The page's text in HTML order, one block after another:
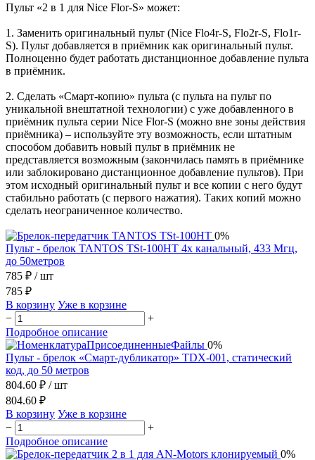
Пульт «2 в 1 для Nice Flor-S» может:
1. Заменить оригинальный пульт (Nice Flo4r-S, Flo2r-S, Flo1r-
S). Пульт добавляется в приёмник как оригинальный пульт.
Полноценно будет работать дистанционное добавление пульта
в приёмник.
2. Сделать «Смарт-копию» пульта (с пульта на пульт по
уникальной внештатной технологии) с уже добавленного в
приёмник пульта серии Nice Flor-S (можно вне зоны действия
приёмника) – используйте эту возможность, если штатным
способом добавить новый пульт в приёмник не
представляется возможным (закончилась память в приёмнике
или заблокировано дистанционное добавление пультов). При
этом исходный оригинальный пульт и все копии с него будут
стабильно работать (с первого нажатия). Таких копий можно
сделать неограниченное количество.
0%
Пульт - брелок TANTOS TSt-100HT 4х канальный, 433 Мгц,
до 50метров
785 ₽ / шт
785 ₽
В корзину Уже в корзине
−
+
Подробное описание
0%
Пульт - брелок «Смарт-дубликатор» TDX-001, статический
код, до 50 метров
804.60 ₽ / шт
804.60 ₽
В корзину Уже в корзине
−
+
Подробное описание
0%